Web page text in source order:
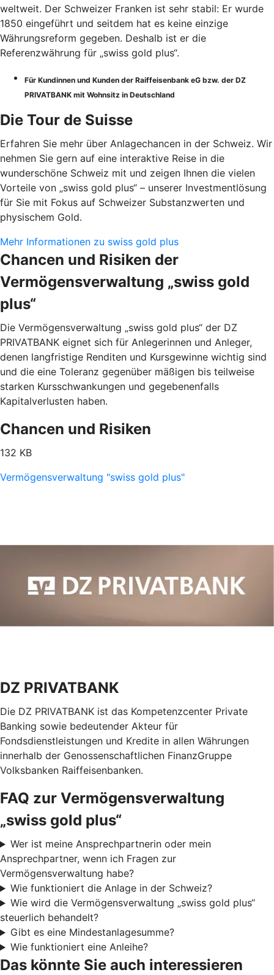
weltweit. Der Schweizer Franken ist sehr stabil: Er wurde
1850 eingeführt und seitdem hat es keine einzige
Währungsreform gegeben. Deshalb ist er die
Referenzwährung für „swiss gold plus“.
Für Kundinnen und Kunden der Raiffeisenbank eG bzw. der DZ
PRIVATBANK mit Wohnsitz in Deutschland
Die Tour de Suisse
Erfahren Sie mehr über Anlagechancen in der Schweiz. Wir
nehmen Sie gern auf eine interaktive Reise in die
wunderschöne Schweiz mit und zeigen Ihnen die vielen
Vorteile von „swiss gold plus“ – unserer Investmentlösung
für Sie mit Fokus auf Schweizer Substanzwerten und
physischem Gold.
Mehr Informationen zu swiss gold plus
Chancen und Risiken der
Vermögensverwaltung „swiss gold
plus“
Die Vermögensverwaltung „swiss gold plus“ der DZ
PRIVATBANK eignet sich für Anlegerinnen und Anleger,
denen langfristige Renditen und Kursgewinne wichtig sind
und die eine Toleranz gegenüber mäßigen bis teilweise
starken Kursschwankungen und gegebenenfalls
Kapitalverlusten haben.
Chancen und Risiken
132 KB
Vermögensverwaltung "swiss gold plus"
DZ PRIVATBANK
Die DZ PRIVATBANK ist das Kompetenzcenter Private
Banking sowie bedeutender Akteur für
Fondsdienstleistungen und Kredite in allen Währungen
innerhalb der Genossenschaftlichen FinanzGruppe
Volksbanken Raiffeisenbanken.
FAQ zur Vermögensverwaltung
„swiss gold plus“
Wer ist meine Ansprechpartnerin oder mein
Ansprechpartner, wenn ich Fragen zur
Vermögensverwaltung habe?
Wie funktioniert die Anlage in der Schweiz?
Wie wird die Vermögensverwaltung „swiss gold plus“
steuerlich behandelt?
Gibt es eine Mindestanlagesumme?
Wie funktioniert eine Anleihe?
Das könnte Sie auch interessieren